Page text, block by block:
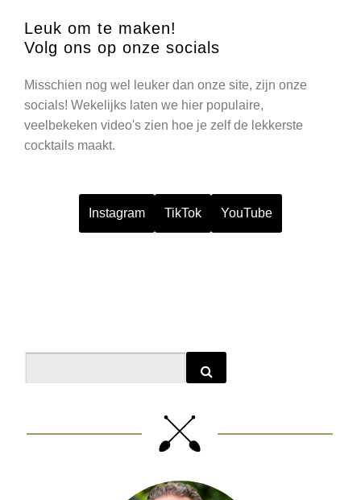
Leuk om te maken!
Volg ons op onze socials
Misschien nog wel leuker dan onze site, zijn onze
socials! Wekelijks laten we hier populaire,
veelbekeken video's zien hoe je zelf de lekkerste
cocktails maakt.
Instagram TikTok YouTube